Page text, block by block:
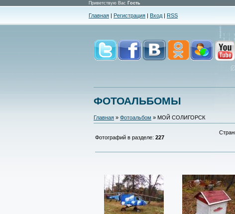
Приветствую Вас Гость
Главная | Регистрация | Вход | RSS
ФОТОАЛЬБОМЫ
Главная » Фотоальбом » МОЙ СОЛИГОРСК
Фотографий в разделе: 227